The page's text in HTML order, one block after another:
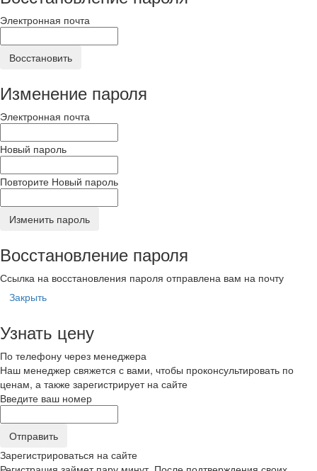
Электронная почта
Восстановить
Изменение пароля
Электронная почта
Новый пароль
Повторите Новый пароль
Изменить пароль
Восстановление пароля
Ссылка на восстановления пароля отправлена вам на почту
Закрыть
Узнать цену
По телефону через менеджера
Наш менеджер свяжется с вами, чтобы проконсультировать по
ценам, а также зарегистрирует на сайте
Введите ваш номер
Зарегистрироваться на сайте